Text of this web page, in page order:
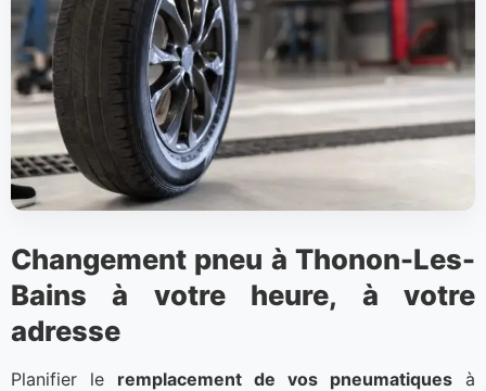
Changement pneu à Thonon-Les-
Bains à votre heure, à votre
adresse
Planifier le remplacement de vos pneumatiques à